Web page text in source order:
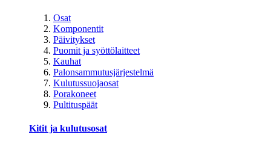
Osat
Komponentit
Päivitykset
Puomit ja syöttölaitteet
Kauhat
Palonsammutusjärjestelmä
Kulutussuojaosat
Porakoneet
Pultituspäät
Kitit ja kulutusosat